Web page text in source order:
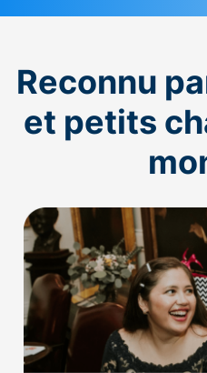
Reconnu
et petits